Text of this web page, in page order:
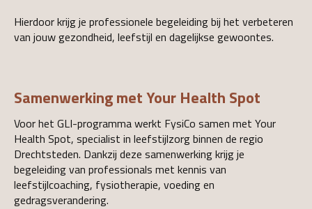
Hierdoor krijg je professionele begeleiding bij het verbeteren
van jouw gezondheid, leefstijl en dagelijkse gewoontes.
Samenwerking met Your Health Spot
Voor het GLI-programma werkt FysiCo samen met Your
Health Spot, specialist in leefstijlzorg binnen de regio
Drechtsteden. Dankzij deze samenwerking krijg je
begeleiding van professionals met kennis van
leefstijlcoaching, fysiotherapie, voeding en
gedragsverandering.